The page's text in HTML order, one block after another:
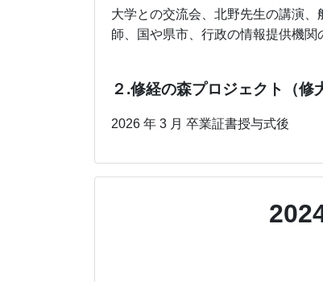
大学との交流会、北野先生の講演
師、国や県市、行政の情報提供機関
２.修経の森プロジェクト（
2026 年 3 月 卒業証書授与式後